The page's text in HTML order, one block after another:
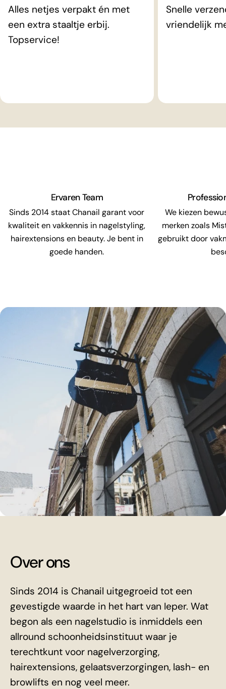
Alles netjes verpakt én met
een extra staaltje erbij.
Topservice!
Snelle
vriendelijk
Ervaren Team
Sinds 2014 staat Chanail garant voor
kwaliteit en vakkennis in nagelstyling,
hairextensions en beauty. Je bent in
goede handen.
We kiezen
merken zoals
gebruikt door
Over ons
Sinds 2014 is Chanail uitgegroeid tot een
gevestigde waarde in het hart van Ieper. Wat
begon als een nagelstudio is inmiddels een
allround schoonheidsinstituut waar je
terechtkunt voor nagelverzorging,
hairextensions, gelaatsverzorgingen, lash- en
browlifts en nog veel meer.